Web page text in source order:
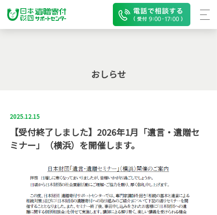
おしらせ
2025.12.15
【受付終了しました】2026年1月「遺言・遺贈セ
ミナー」（横浜）を開催します。